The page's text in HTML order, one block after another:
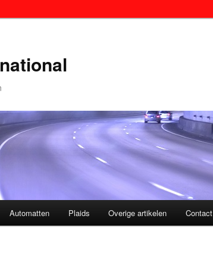
Automatten Plaids Overige artikelen Contact